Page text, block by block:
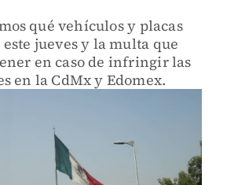
qué vehículos y placas
jueves y la multa que
en caso de infringir las
en la CdMx y Edomex.